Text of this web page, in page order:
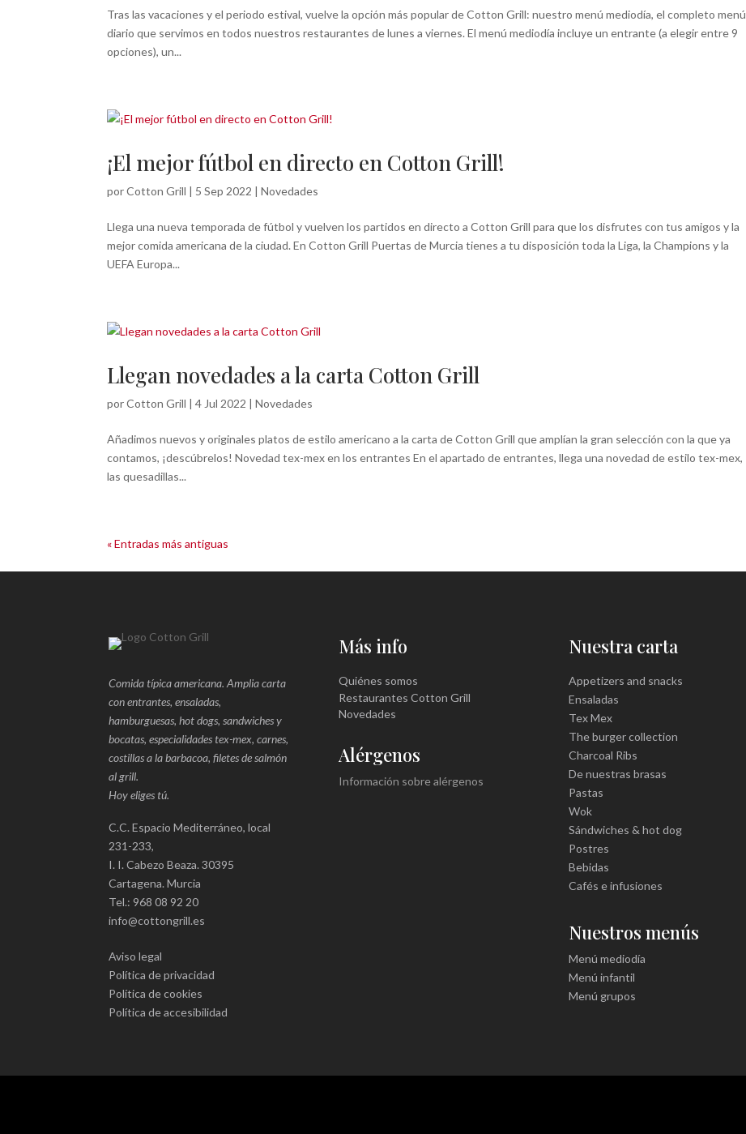
Tras las vacaciones y el periodo estival, vuelve la opción más popular de Cotton Grill: nuestro menú mediodía, el completo menú
diario que servimos en todos nuestros restaurantes de lunes a viernes. El menú mediodía incluye un entrante (a elegir entre 9
opciones), un...
¡El mejor fútbol en directo en Cotton Grill!
porCotton Grill | 5 Sep 2022 | Novedades
Llega una nueva temporada de fútbol y vuelven los partidos en directo a Cotton Grill para que los disfrutes con tus amigos y la
mejor comida americana de la ciudad. En Cotton Grill Puertas de Murcia tienes a tu disposición toda la Liga, la Champions y la
UEFA Europa...
Llegan novedades a la carta Cotton Grill
porCotton Grill | 4 Jul 2022 | Novedades
Añadimos nuevos y originales platos de estilo americano a la carta de Cotton Grill que amplían la gran selección con la que ya
contamos, ¡descúbrelos! Novedad tex-mex en los entrantes En el apartado de entrantes, llega una novedad de estilo tex-mex,
las quesadillas...
« Entradas más antiguas
Comida típica americana. Amplia carta
con entrantes, ensaladas,
hamburguesas, hot dogs, sandwiches y
bocatas, especialidades tex-mex, carnes,
costillas a la barbacoa, filetes de salmón
al grill.
Hoy eliges tú.
C.C. Espacio Mediterráneo, local
231-233,
I. I. Cabezo Beaza. 30395
Cartagena. Murcia
Tel.: 968 08 92 20
info@cottongrill.es
Aviso legal
Política de privacidad
Política de cookies
Política de accesibilidad
Más info
Quiénes somos
Restaurantes Cotton Grill
Novedades
Alérgenos
Información sobre alérgenos
Nuestra carta
Appetizers and snacks
Ensaladas
Tex Mex
The burger collection
Charcoal Ribs
De nuestras brasas
Pastas
Wok
Sándwiches & hot dog
Postres
Bebidas
Cafés e infusiones
Nuestros menús
Menú mediodía
Menú infantil
Menú grupos